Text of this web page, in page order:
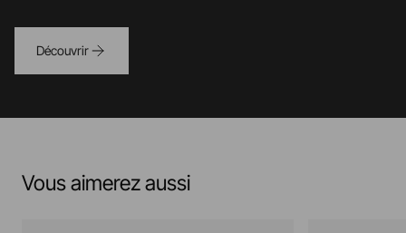
Découvrir
Vous aimerez aussi